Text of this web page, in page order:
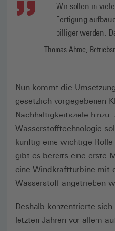
Wir sollen in
Fertigung
billiger werden.
Thomas Ahme,
Nun kommt die
gesetzlich vorgegebenen
Nachhaltigkeitsziele hinzu.
Wasserstofftechnologie
künftig eine wichtige Rolle
gibt es bereits eine erste
eine Windkraftturbine mit
Wasserstoff angetrieben
Deshalb konzentrierte
letzten Jahren vor allem